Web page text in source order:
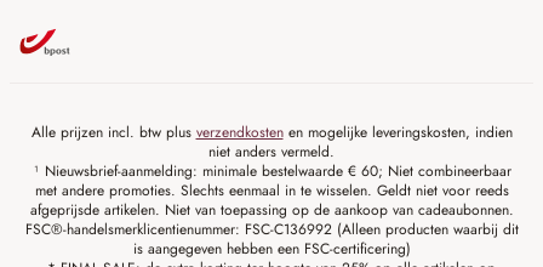
Alle prijzen incl. btw plus verzendkostenen mogelijke leveringskosten, indien
niet anders vermeld.
¹ Nieuwsbrief-aanmelding: minimale bestelwaarde € 60; Niet combineerbaar
met andere promoties. Slechts eenmaal in te wisselen. Geldt niet voor reeds
afgeprijsde artikelen. Niet van toepassing op de aankoop van cadeaubonnen.
FSC®-handelsmerklicentienummer: FSC-C136992 (Alleen producten waarbij dit
is aangegeven hebben een FSC-certificering)